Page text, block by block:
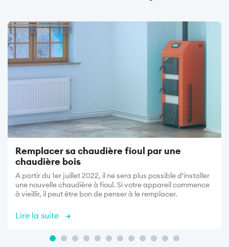
Image
Remplacer sa chaudière fioul par une
chaudière bois
A partir du 1er juillet 2022, il ne sera plus possible d'installer
une nouvelle chaudière à fioul. Si votre appareil commence
à vieillir, il peut être bon de penser à le remplacer.
Lire la suite